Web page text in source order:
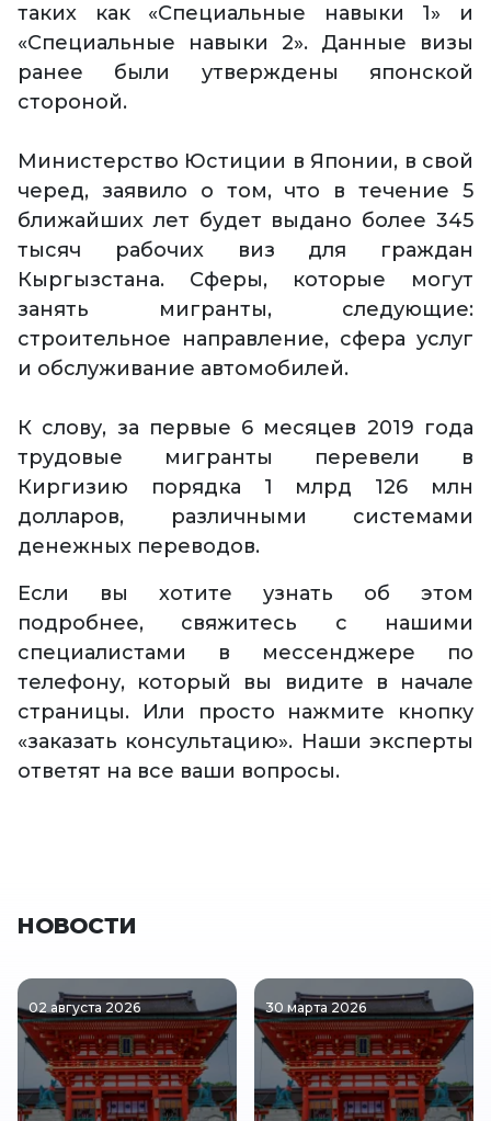
таких как «Специальные навыки 1» и
«Специальные навыки 2». Данные визы
ранее были утверждены японской
стороной.
Министерство Юстиции в Японии, в свой
черед, заявило о том, что в течение 5
ближайших лет будет выдано более 345
тысяч рабочих виз для граждан
Кыргызстана. Сферы, которые могут
занять мигранты, следующие:
строительное направление, сфера услуг
и обслуживание автомобилей.
К слову, за первые 6 месяцев 2019 года
трудовые мигранты перевели в
Киргизию порядка 1 млрд 126 млн
долларов, различными системами
денежных переводов.
Если вы хотите узнать об этом
подробнее, свяжитесь с нашими
специалистами в мессенджере по
телефону, который вы видите в начале
страницы. Или просто нажмите кнопку
«заказать консультацию». Наши эксперты
ответят на все ваши вопросы.
НОВОСТИ
02 августа 2026 30 марта 2026